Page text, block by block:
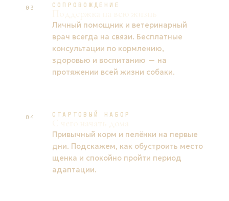
03 СОПРОВОЖДЕНИЕ
Личный помощник и ветеринарный
врач всегда на связи. Бесплатные
консультации по кормлению,
здоровью и воспитанию — на
протяжении всей жизни собаки.
04 СТАРТОВЫЙ НАБОР
Привычный корм и пелёнки на первые
дни. Подскажем, как обустроить место
щенка и спокойно пройти период
адаптации.